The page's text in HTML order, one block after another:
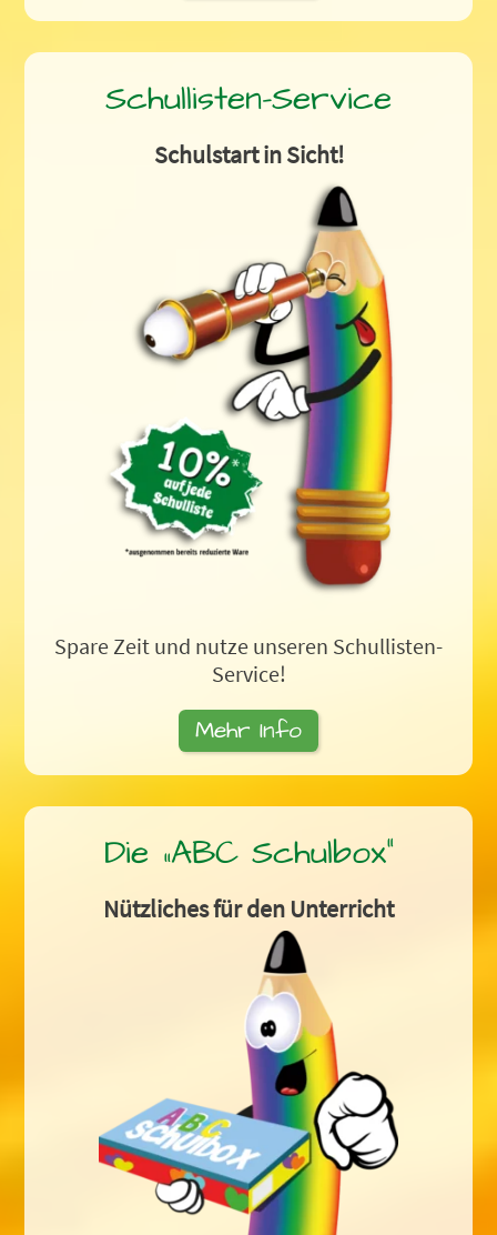
Schullisten-Service
Schulstart in Sicht!
Spare Zeit und nutze unseren Schullisten-
Service!
Mehr Info
Die „ABC Schulbox“
Nützliches für den Unterricht